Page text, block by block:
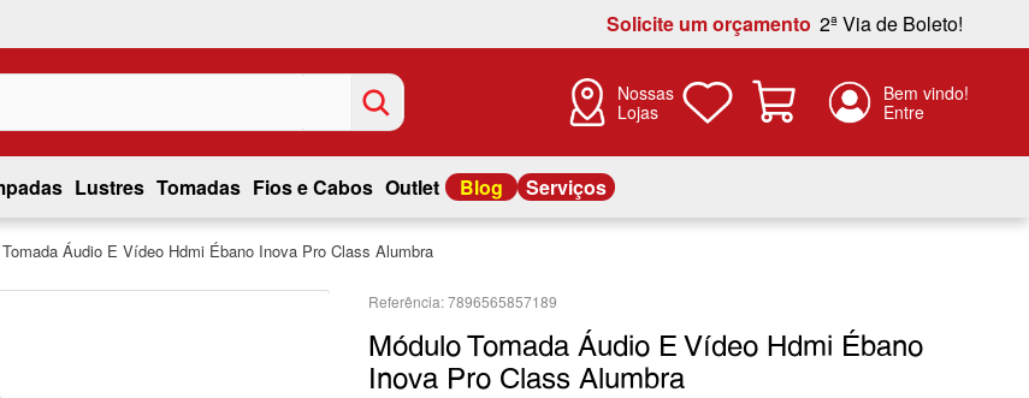
Solicite um orçamento 2ª Via de Boleto!
Nossas
Lojas
Lustres Tomadas Fios e Cabos Outlet Blog Serviços
Áudio E Vídeo Hdmi Ébano Inova Pro Class Alumbra
7896565857189
Módulo Tomada Áudio E Vídeo Hdmi Ébano
Inova Pro Class Alumbra